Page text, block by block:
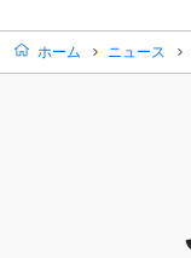
ホーム ニュース